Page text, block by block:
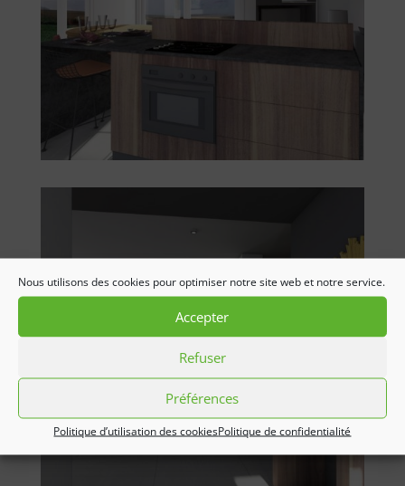
Nous utilisons des cookies pour optimiser notre site web et notre service.
Accepter
Refuser
Préférences
Politique d’utilisation des cookiesPolitique de confidentialité